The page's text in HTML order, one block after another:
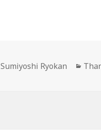
作
Sumiyoshi Ryokan
カ